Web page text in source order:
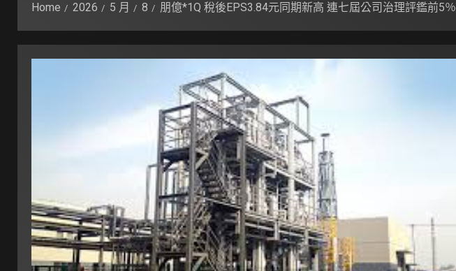
Home 2026 5 月 8 朋億*1Q 稅後EPS3.84元同期新高 連七屆公司治理評鑑前5％